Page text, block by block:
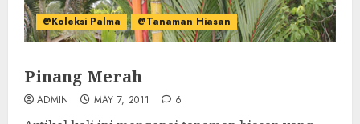
@Koleksi Palma @Tanaman Hiasan
Pinang Merah
ADMIN MAY 7, 2011 6